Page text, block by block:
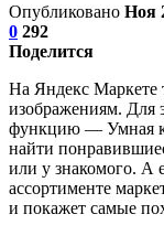
Опубликовано Ноя
0 292
Поделится
На Яндекс Маркете
изображениям. Для
функцию — Умная
найти
или у знакомого. А
ассортименте
и покажет самые